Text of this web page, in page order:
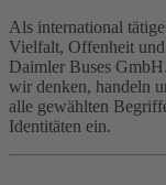
Als international
Vielfalt, Offenheit und
Daimler Buses
wir denken, handeln
alle gewählten
Identitäten ein.